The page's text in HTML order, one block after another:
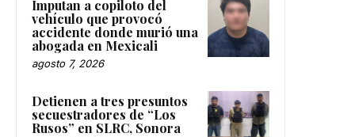
Imputan a copiloto del
vehículo que provocó
accidente donde murió una
abogada en Mexicali
agosto 7, 2026
Detienen a tres presuntos
secuestradores de “Los
Rusos” en SLRC, Sonora